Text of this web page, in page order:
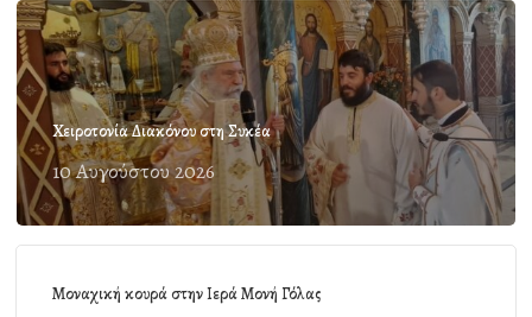
Χειροτονία Διακόνου στη Συκέα
10 Αυγούστου 2026
Μοναχική κουρά στην Ιερά Μονή Γόλας